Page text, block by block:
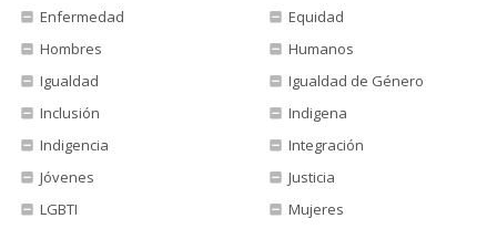
Enfermedad
Equidad
Hombres
Humanos
Igualdad
Igualdad de Género
Inclusión
Indigena
Indigencia
Integración
Jóvenes
Justicia
LGBTI
Mujeres